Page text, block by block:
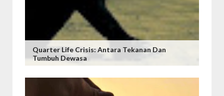
Quarter Life Crisis: Antara Tekanan Dan
Tumbuh Dewasa